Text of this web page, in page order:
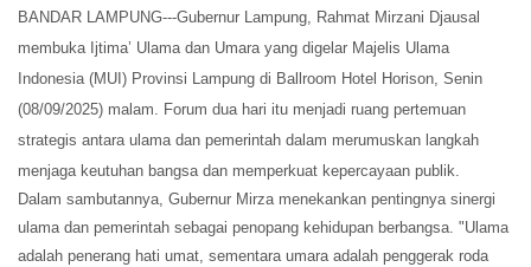
BANDAR LAMPUNG---Gubernur Lampung, Rahmat Mirzani Djausal
membuka Ijtima’ Ulama dan Umara yang digelar Majelis Ulama
Indonesia (MUI) Provinsi Lampung di Ballroom Hotel Horison, Senin
(08/09/2025) malam. Forum dua hari itu menjadi ruang pertemuan
strategis antara ulama dan pemerintah dalam merumuskan langkah
menjaga keutuhan bangsa dan memperkuat kepercayaan publik.
Dalam sambutannya, Gubernur Mirza menekankan pentingnya sinergi
ulama dan pemerintah sebagai penopang kehidupan berbangsa. "Ulama
adalah penerang hati umat, sementara umara adalah penggerak roda